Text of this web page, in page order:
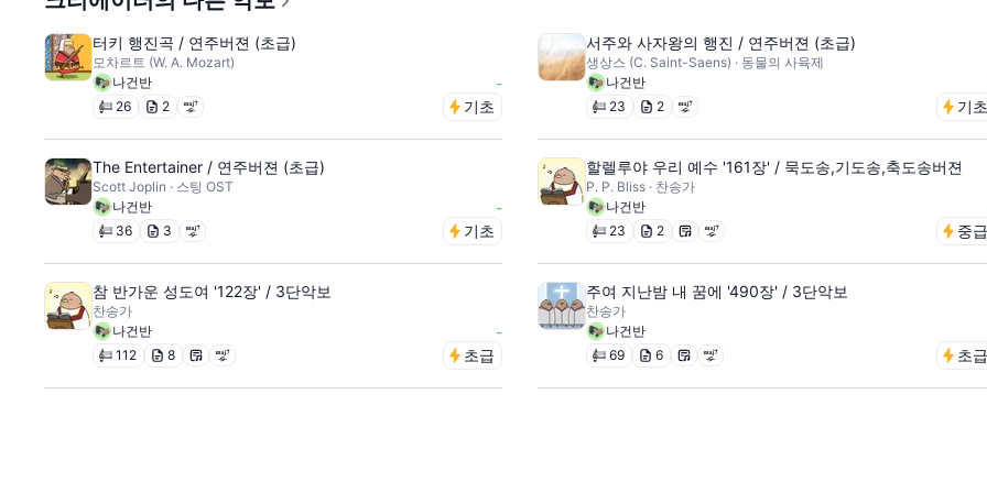
터키 행진곡 / 연주버젼 (초급)
모차르트 (W. A. Mozart)
나건반
-
26 2 기초
서주와 사자왕의 행진 / 연주버젼 (초급)
생상스 (C. Saint-Saens) · 동물의 사육제
나건반
23 2 기초
The Entertainer / 연주버젼 (초급)
Scott Joplin · 스팅 OST
나건반
-
36 3 기초
할렐루야 우리 예수 '161장' / 묵도송,기도송,축도송버젼
P. P. Bliss · 찬송가
나건반
23 2 중급
참 반가운 성도여 '122장' / 3단악보
찬송가
나건반
-
112 8 초급
주여 지난밤 내 꿈에 '490장' / 3단악보
찬송가
나건반
69 6 초급